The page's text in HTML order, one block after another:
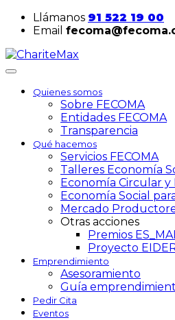
Llámanos 91 522 19 00
Email
Quienes somos
Sobre FECOMA
Entidades FECOMA
Transparencia
Qué hacemos
Servicios FECOMA
Talleres Economía
Economía Circular y
Economía Social
Mercado
Otras acciones
Premios
Proyecto
Emprendimiento
Asesoramiento
Guía
Pedir Cita
Eventos